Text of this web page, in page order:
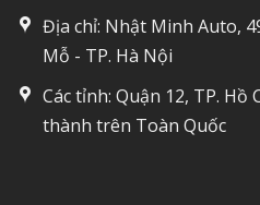
Địa chỉ: Nhật Minh Auto,
Mỗ - TP. Hà Nội
Các tỉnh: Quận 12, TP.
thành trên Toàn Quốc